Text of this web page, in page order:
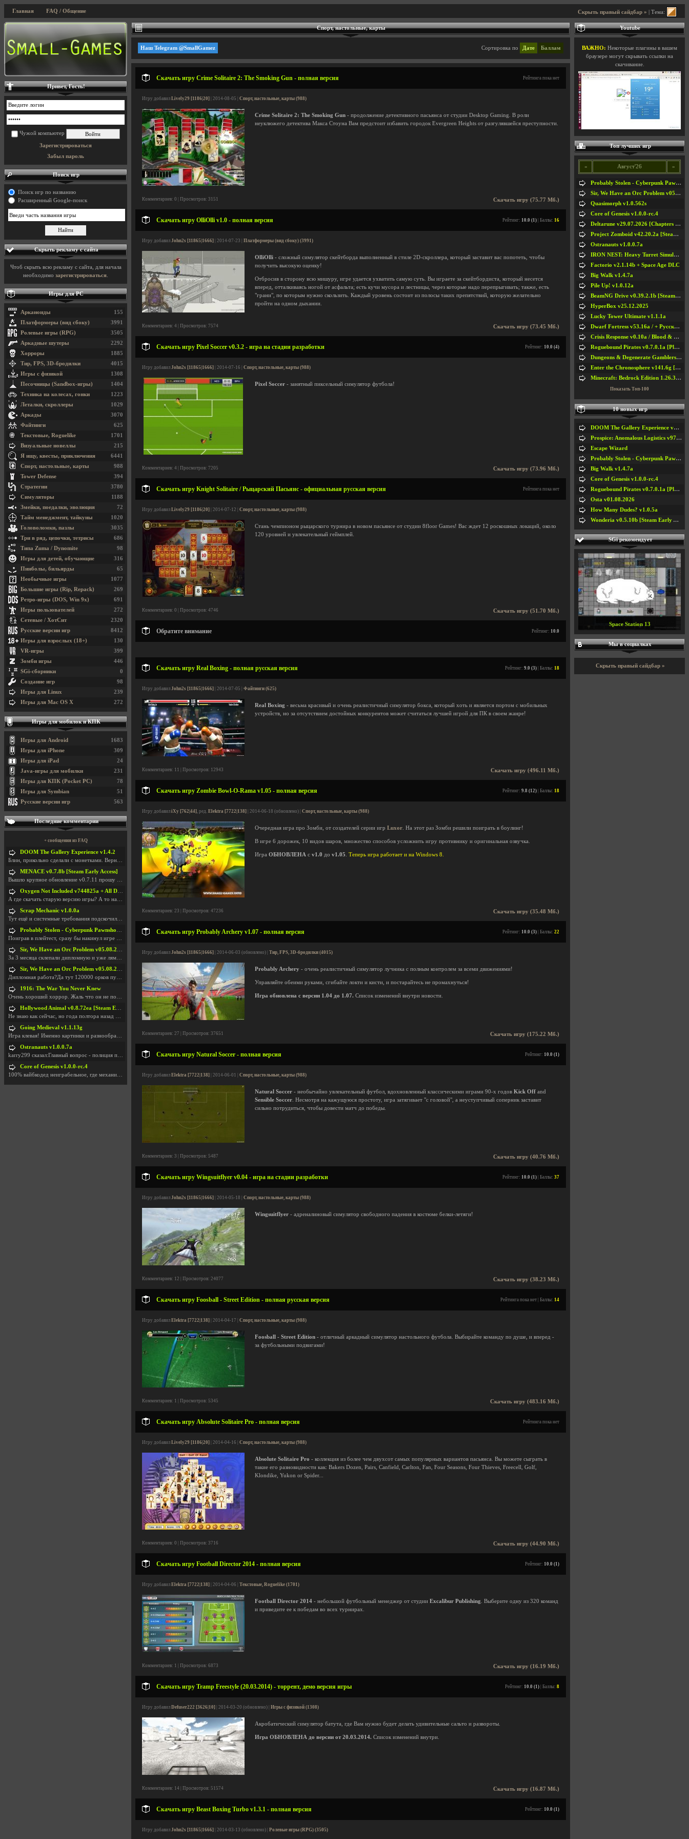
Скрыть правый сайдбар » | Тема:
Главная FAQ / Общение
Спорт, настольные, карты
Сортировка по Дате Баллам
Наш Telegram @SmallGamez
Скачать игру Crime Solitaire 2: The Smoking Gun - полная версия Рейтинга пока нет
Игру добавил Lively29 [1186|20] | 2014-08-05 | Спорт, настольные, карты (988)
Crime Solitaire 2: The Smoking Gun - продолжение детективного пасьянса от студии Desktop Gaming. В роли
неуклюжего детектива Макса Стоуна Вам предстоит избавить городок Evergreen Heights от разгулявшейся преступности.
Скачать игру (75.77 Мб.)
Комментариев: 0 | Просмотров: 3151
Скачать игру OlliOlli v1.0 - полная версия Рейтинг: 10.0 (1) | Баллы: 16
Игру добавил John2s [11865|1666] | 2014-07-23 | Платформеры (вид сбоку) (3991)
OlliOlli - сложный симулятор скейтборда выполненный в стиле 2D-скроллера, который заставит вас попотеть, чтобы
получить высокую оценку!
Отбросив в сторону всю мишуру, игре удается ухватить самую суть. Вы играете за скейтбордиста, который несется
вперед, отталкиваясь ногой от асфальта; есть кучи мусора и лестницы, через которые надо перепрыгивать; также, есть
"грани", по которым нужно скользить. Каждый уровень состоит из полосы таких препятствий, которую желательно
пройти на одном дыхании.
Скачать игру (73.45 Мб.)
Комментариев: 4 | Просмотров: 7574
Скачать игру Pixel Soccer v0.3.2 - игра на стадии разработки Рейтинг: 10.0 (4)
Игру добавил John2s [11865|1666] | 2014-07-16 | Спорт, настольные, карты (988)
Pixel Soccer - занятный пиксельный симулятор футбола!
Скачать игру (73.96 Мб.)
Комментариев: 4 | Просмотров: 7205
Скачать игру Knight Solitaire / Рыцарский Пасьянс - официальная русская версия Рейтинга пока нет
Игру добавил Lively29 [1186|20] | 2014-07-12 | Спорт, настольные, карты (988)
Стань чемпионом рыцарского турнира в новом пасьянсе от студии 8floor Games! Вас ждет 12 роскошных локаций, около
120 уровней и увлекательный геймплей.
Скачать игру (51.70 Мб.)
Комментариев: 0 | Просмотров: 4746
Обратите внимание Рейтинг: 10.0
Скачать игру Real Boxing - полная русская версия Рейтинг: 9.0 (3) | Баллы: 18
Игру добавил John2s [11865|1666] | 2014-07-05 | Файтинги (625)
Real Boxing - весьма красивый и очень реалистичный симулятор бокса, который хоть и является портом с мобильных
устройств, но за отсутствием достойных конкурентов может считаться лучшей игрой для ПК в своем жанре!
Скачать игру (496.11 Мб.)
Комментариев: 11 | Просмотров: 12943
Скачать игру Zombie Bowl-O-Rama v1.05 - полная версия Рейтинг: 9.8 (12) | Баллы: 18
Игру добавил iXy [762|44], ред. Elektra [7722|138] | 2014-06-18 (обновлено) | Спорт, настольные, карты (988)
Очередная игра про Зомби, от создателей серии игр Luxor . На этот раз Зомби решили поиграть в боулинг!
В игре 6 дорожек, 10 видов шаров, множество способов усложнить игру противнику и оригинальная озвучка.
Игра ОБНОВЛЕНА с v1.0 до v1.05 Теперь игра работает и на Windows 8.
Скачать игру (35.48 Мб.)
Комментариев: 23 | Просмотров: 47236
Скачать игру Probably Archery v1.07 - полная версия Рейтинг: 10.0 (3) | Баллы: 22
Игру добавил John2s [11865|1666] | 2014-06-03 (обновлено) | Тир, FPS, 3D-бродилки (4015)
Probably Archery - очень реалистичный симулятор лучника с полным контролем за всеми движениями!
Управляйте обеими руками, сгибайте локти и кисти, и постарайтесь не промахнуться!
Игра обновлена с версии 1.04 до 1.07. Список изменений внутри новости.
Скачать игру (175.22 Мб.)
Комментариев: 27 | Просмотров: 37651
Скачать игру Natural Soccer - полная версия Рейтинг: 10.0 (1)
Игру добавил Elektra [7722|138] | 2014-06-01 | Спорт, настольные, карты (988)
Natural Soccer - необычайно увлекательный футбол, вдохновленный классическими играми 90-х годов Kick Off and
Sensible Soccer . Несмотря на кажущуюся простоту, игра затягивает "с головой", а неуступчивый соперник заставит
сильно потрудиться, чтобы довести матч до победы.
Скачать игру (40.76 Мб.)
Комментариев: 3 | Просмотров: 5487
Скачать игру Wingsuitflyer v0.04 - игра на стадии разработки Рейтинг: 10.0 (1) | Баллы: 37
Игру добавил John2s [11865|1666] | 2014-05-18 | Спорт, настольные, карты (988)
Wingsuitflyer - адреналиновый симулятор свободного падения в костюме белки-летяги!
Скачать игру (38.23 Мб.)
Комментариев: 12 | Просмотров: 24077
Скачать игру Foosball - Street Edition - полная русская версия Рейтинга пока нет | Баллы: 14
Игру добавил Elektra [7722|138] | 2014-04-17 | Спорт, настольные, карты (988)
Foosball - Street Edition - отличный аркадный симулятор настольного футбола. Выбирайте команду по душе, и вперед -
за футбольными подвигами!
Скачать игру (483.16 Мб.)
Комментариев: 1 | Просмотров: 5345
Скачать игру Absolute Solitaire Pro - полная версия Рейтинга пока нет
Игру добавил Lively29 [1186|20] | 2014-04-16 | Спорт, настольные, карты (988)
Absolute Solitaire Pro - коллекция из более чем двухсот самых популярных вариантов пасьянса. Вы можете сыграть в
такие его разновидности как: Bakers Dozen, Pairs, Canfield, Carlton, Fan, Four Seasons, Four Thieves, Freecell, Golf,
Klondike, Yukon or Spider...
Скачать игру (44.90 Мб.)
Комментариев: 0 | Просмотров: 3716
Скачать игру Football Director 2014 - полная версия Рейтинг: 10.0 (1)
Игру добавил Elektra [7722|138] | 2014-04-06 | Текстовые, Roguelike (1701)
Football Director 2014 - небольшой футбольный менеджер от студии Excalibur Publishing . Выберите одну из 320 команд
и приведите ее к победам во всех турнирах.
Скачать игру (16.19 Мб.)
Комментариев: 1 | Просмотров: 6873
Скачать игру Tramp Freestyle (20.03.2014) - торрент, демо версия игры Рейтинг: 10.0 (1) | Баллы: 8
Игру добавил Defuser222 [3626|10] | 2014-03-20 (обновлено) | Игры с физикой (1308)
Акробатический симулятор батута, где Вам нужно будет делать удивительные сальто и развороты.
Игра ОБНОВЛЕНА до версии от 20.03.2014. Список изменений внутри.
Скачать игру (16.87 Мб.)
Комментариев: 14 | Просмотров: 51574
Скачать игру Beast Boxing Turbo v1.3.1 - полная версия Рейтинг: 10.0 (1)
Игру добавил John2s [11865|1666] | 2014-03-13 (обновлено) | Ролевые игры (RPG) (3505)
Привет, Гость!
Чужой компьютер
Зарегистрироваться
Забыл пароль
Поиск игр
Поиск игр по названию
Расширенный Google-поиск
Скрыть рекламу с сайта
Чтоб скрыть всю рекламу с сайта, для начала
необходимо зарегистрироваться
Игры для PC
155
Арканоиды
3991
Платформеры (вид сбоку)
3505
Ролевые игры (RPG)
2292
Аркадные шутеры
1885
Хорроры
4015
Тир, FPS, 3D-бродилки
1308
Игры с физикой
1404
Песочницы (Sandbox-игры)
1223
Техника на колесах, гонки
1029
Леталки, скроллеры
3070
Аркады
625
Файтинги
1701
Текстовые, Roguelike
215
Визуальные новеллы
6441
Я ищу, квесты, приключения
988
Спорт, настольные, карты
394
Tower Defense
3780
Стратегии
1188
Симуляторы
72
Змейки, поедалки, эволюция
1020
Тайм менеджмент, тайкуны
3035
Головоломки, пазлы
686
Три в ряд, цепочки, тетрисы
98
Типа Zuma / Dynomite
316
Игры для детей, обучающие
65
Пинболы, бильярды
1077
Необычные игры
269
Большие игры (Rip, Repack)
691
Ретро-игры (DOS, Win 9x)
272
Игры пользователей
2320
Сетевые / ХотСит
8412
Русские версии игр
130
Игры для взрослых (18+)
399
VR-игры
446
Зомби игры
0
SGi-сборники
98
Создание игр
239
Игры для Linux
272
Игры для Mac OS X
Игры для мобилок и КПК
1683
Игры для Android
309
Игры для iPhone
24
Игры для iPad
231
Java-игры для мобилки
78
Игры для КПК (Pocket PC)
51
Игры для Symbian
563
Русские версии игр
Последние комментарии
+ сообщения из FAQ
DOOM The Gallery Experience v1.4.2
Блин, прикольно сделали с монетками. Вернулся в св
MENACE v0.7.8b [Steam Early Access]
Вышло крупное обновление v0.7.11 прошу обновить
Oxygen Not Included v744825a + All DLC
А где скачать старую версию игры? А то на новой но
Scrap Mechanic v1.0.0a
Тут ещё и системные требования подскочили. Если не
Probably Stolen - Cyberpunk Pawnshop Simulator v048c [Playtest]
Поиграв в плейтест, сразу бы накинул игре наивысши
Sir, We Have an Orc Problem v05.08.2026
За 3 месяца склепали дипломную и уже лям двести ба
Sir, We Have an Orc Problem v05.08.2026
Дипломная работа?Да тут 120000 орков путь выбирают
1916: The War You Never Knew
Очень хороший хоррор. Жаль что он не получил должн
Hollywood Animal v0.8.72ea [Steam Early Access]
Не знаю как сейчас, но года полтора назад игра был
Going Medieval v1.1.13g
Игра клевая! Именно картинки и разнообразия в стро
Ostranauts v1.0.0.7a
karry299 сказал:Главный вопрос - полиция по-прежне
Core of Genesis v1.0.0-rc.4
100% вайбкодед неиграбельное, где механики знает т
Youtube
ВАЖНО: Некоторые плагины в вашем
браузере могут скрывать ссылки на
скачивание.
Топ лучших игр
« Август'26 »
Probably Stolen - Cyberpunk Pawnshop Simulator v048c [Playtest]
Sir, We Have an Orc Problem v05.08.2026
Quasimorph v1.0.562s
Core of Genesis v1.0.0-rc.4
Deltarune v29.07.2026 [Chapters 1-5] / + RUS [Chapters 1-5]
Project Zomboid v42.20.2a [Steam Early Access]
Ostranauts v1.0.0.7a
IRON NEST: Heavy Turret Simulator v1.0a
Factorio v2.1.14b + Space Age DLC
Big Walk v1.4.7a
Pile Up! v1.0.12a
BeamNG Drive v0.39.2.1b [Steam Early Access]
HyperBox v25.12.2025
Lucky Tower Ultimate v1.1.1a
Dwarf Fortress v53.16a / + Русская Версия v50.12a
Crisis Response v0.10a / Blood & Bullet
Roguebound Pirates v0.7.0.1a [Playtest]
Dungeons & Degenerate Gamblers v2.0.2a
Enter the Chronosphere v141.6g [Steam Early Access]
Minecraft: Bedrock Edition 1.26.33.1a / + TLauncher v2.89
Показать Топ-100
10 новых игр
DOOM The Gallery Experience v1.4.2
Prospice: Anomalous Logistics v97 [Playtest]
Escape Wizard
Probably Stolen - Cyberpunk Pawnshop Simulator v048c [Playtest]
Big Walk v1.4.7a
Core of Genesis v1.0.0-rc.4
Roguebound Pirates v0.7.0.1a [Playtest]
Osta v01.08.2026
How Many Dudes? v1.0.5a
Wonderia v0.5.10b [Steam Early Access]
SGi рекомендует
Space Station 13
Мы в социалках
Скрыть правый сайдбар »